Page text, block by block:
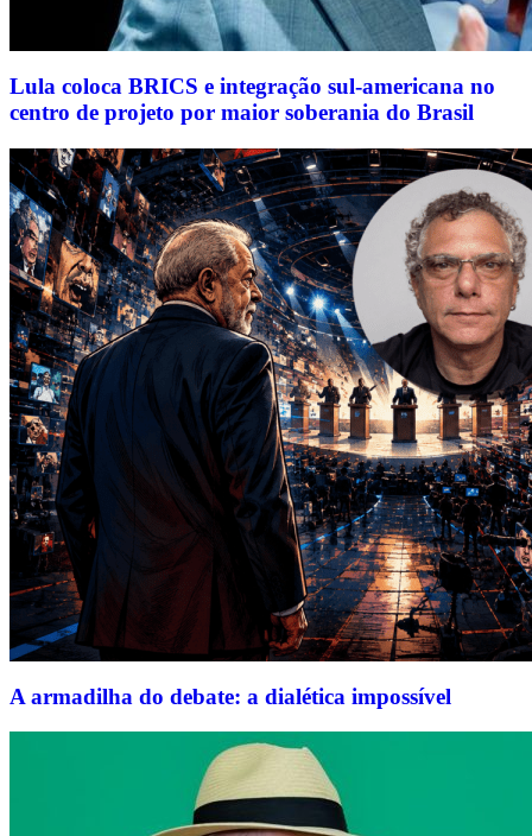
Lula coloca BRICS e integração sul-americana no
centro de projeto por maior soberania do Brasil
A armadilha do debate: a dialética impossível